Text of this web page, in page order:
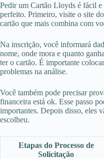
Pedir um Cartão Lloyds é fácil
perfeito. Primeiro, visite o site
cartão que mais combina com
Na inscrição, você informará
nome, onde mora e quanto
ter o cartão. É importante
problemas na análise.
Você também pode precisar
financeira está ok. Esse passo
importantes. Depois disso, eles
escolheu.
Etapas do Processo de
Solicitação